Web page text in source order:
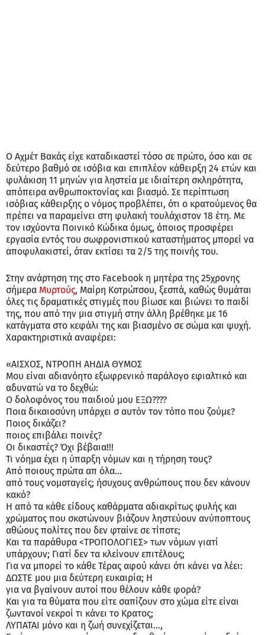
Ο Αχμέτ Βακάς είχε καταδικαστεί τόσο σε πρώτο, όσο και σε
δεύτερο βαθμό σε ισόβια και επιπλέον κάθειρξη 24 ετών και
φυλάκιση 11 μηνών για ληστεία με ιδιαίτερη σκληρότητα,
απόπειρα ανθρωποκτονίας και βιασμό. Σε περίπτωση
ισόβιας κάθειρξης ο νόμος προβλέπει, ότι ο κρατούμενος θα
πρέπει να παραμείνει στη φυλακή τουλάχιστον 18 έτη. Με
τον ισχύοντα Ποινικό Κώδικα όμως, όποιος προσφέρει
εργασία εντός του σωφρονιστικού καταστήματος μπορεί να
αποφυλακιστεί, όταν εκτίσει τα 2/5 της ποινής του.
Στην ανάρτηση της στο Facebook η μητέρα της 25χρονης
σήμερα Μυρτούς, Μαίρη Κοτρώτσου, ξεσπά, καθώς θυμάται
όλες τις δραματικές στιγμές που βίωσε και βιώνει το παιδί
της, που από την μια στιγμή στην άλλη βρέθηκε με 16
κατάγματα στο κεφάλι της και βιασμένο σε σώμα και ψυχή.
Χαρακτηριστικά αναφέρει:
«ΑΙΣΧΟΣ, ΝΤΡΟΠΗ ΑΗΔΙΑ ΘΥΜΟΣ
Μου είναι αδιανόητο εξωφρενικό παράλογο εφιαλτικό και
αδυνατώ να το δεχθώ:
Ο δολοφόνος του παιδιού μου ΕΞΩ????
Ποια δικαιοσύνη υπάρχει σ αυτόν τον τόπο που ζούμε?
Ποιος δικάζει?
ποιος επιβάλει ποινές?
Οι δικαστές? Όχι βέβαια!!!
Τι νόημα έχει η ύπαρξη νόμων και η τήρηση τους?
Από ποιους πρώτα απ όλα...
από τους νομοταγείς; ήσυχους ανθρώπους που δεν κάνουν
κακό?
Η από τα κάθε είδους καθάρματα αδιακρίτως φυλής και
χρώματος που σκοτώνουν βιάζουν ληστεύουν ανύποπτους
αθώους πολίτες που δεν φταίνε σε τίποτε;
Και τα παράθυρα <ΤΡΟΠΟΛΟΓΙΕΣ> των νόμων γιατί
υπάρχουν; Γιατί δεν τα κλείνουν επιτέλους;
Για να μπορεί το κάθε Τέρας αφού κάνει ότι κάνει να λέει:
ΔΩΣΤΕ μου μια δεύτερη ευκαιρία; Η
για να βγαίνουν αυτοί που θέλουν κάθε φορά?
Και για τα θύματα που είτε σαπίζουν στο χώμα είτε είναι
ζωντανοί νεκροί τι κάνει το Κρατος;
ΛΥΠΑΤΑΙ μόνο και η ζωή συνεχίζεται…,